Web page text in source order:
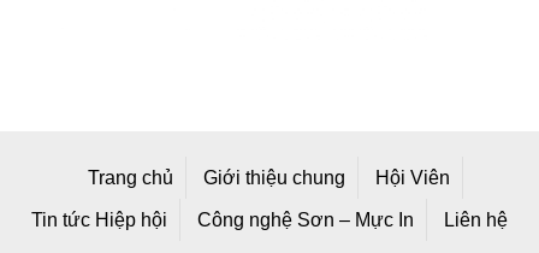
Trang chủ Giới thiệu chung Hội Viên
Tin tức Hiệp hội Công nghệ Sơn – Mực In Liên hệ